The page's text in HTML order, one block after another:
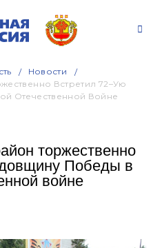
Новости
Встретил 72–Ую
Отечественной Войне
торжественно
Победы в
войне